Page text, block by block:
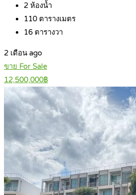
2 ห้องน้ำ
110 ตารางเมตร
16 ตารางวา
2 เดือน ago
ขาย For Sale
12,500,000฿